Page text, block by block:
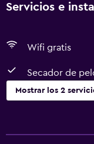
Servicios e
Wifi gratis
Secador de
Mostrar los 2
Secador de pelo